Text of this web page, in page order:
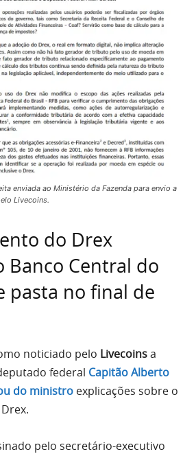
enviada ao Ministério da Fazenda para envio a
Livecoins.
do Drex
Banco Central do
pasta no final de
noticiado pelo Livecoinsa
federal Capitão Alberto
do ministro explicações sobre o
pelo secretário-executivo